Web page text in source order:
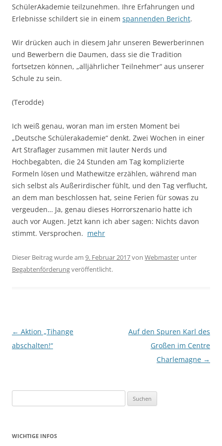
SchülerAkademie teilzunehmen. Ihre Erfahrungen und
Erlebnisse schildert sie in einem spannenden Bericht.
Wir drücken auch in diesem Jahr unseren Bewerberinnen
und Bewerbern die Daumen, dass sie die Tradition
fortsetzen können, „alljährlicher Teilnehmer“ aus unserer
Schule zu sein.
(Terodde)
Ich weiß genau, woran man im ersten Moment bei
„Deutsche Schülerakademie“ denkt. Zwei Wochen in einer
Art Straflager zusammen mit lauter Nerds und
Hochbegabten, die 24 Stunden am Tag komplizierte
Formeln lösen und Mathewitze erzählen, während man
sich selbst als Außerirdischer fühlt, und den Tag verflucht,
an dem man beschlossen hat, seine Ferien für sowas zu
vergeuden… Ja, genau dieses Horrorszenario hatte ich
auch vor Augen. Jetzt kann ich aber sagen: Nichts davon
stimmt. Versprochen. mehr
Dieser Beitrag wurde am 9. Februar 2017von Webmaster unter
Begabtenförderungveröffentlicht.
Beitragsnavigation
← Aktion „Tihange
abschalten!“
Auf den Spuren Karl des
Großen im Centre
Charlemagne →
nach:
WICHTIGE INFOS